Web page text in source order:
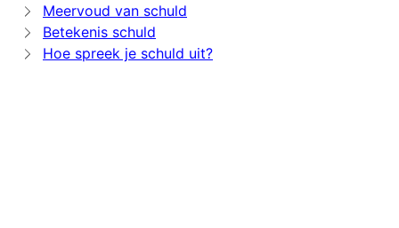
Meervoud van schuld
Betekenis schuld
Hoe spreek je schuld uit?